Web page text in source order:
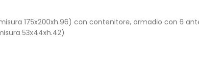
175x200xh.96) con contenitore, armadio con 6
53x44xh.42)